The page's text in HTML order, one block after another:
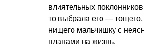
влиятельных
то выбрала его — тощего,
нищего мальчишку с
планами на жизнь.